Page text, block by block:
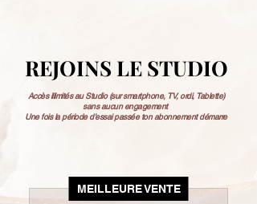
REJOINS LE STUDIO
Accès illimités au Studio (sur smartphone, TV, ordi, Tablette)
sans aucunengagement
Une fois la période d’essai passée ton abonnement démarre
MEILLEURE VENTE